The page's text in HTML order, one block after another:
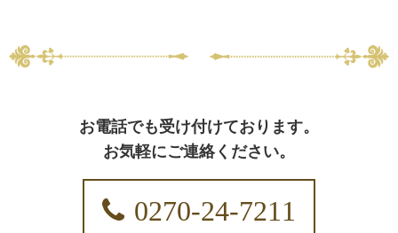
お電話でも受け付けております。
お気軽にご連絡ください。
0270-24-7211